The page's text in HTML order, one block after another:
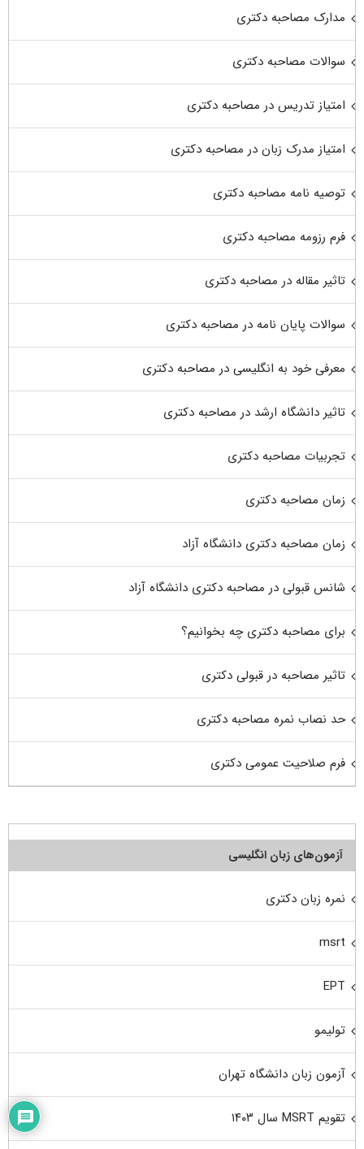
مدارک مصاحبه دکتری
سوالات مصاحبه دکتری
امتیاز تدریس در مصاحبه دکتری
امتیاز مدرک زبان در مصاحبه دکتری
توصیه نامه مصاحبه دکتری
فرم رزومه مصاحبه دکتری
تاثیر مقاله در مصاحبه دکتری
سوالات پایان نامه در مصاحبه دکتری
معرفی خود به انگلیسی در مصاحبه دکتری
تاثیر دانشگاه ارشد در مصاحبه دکتری
تجربیات مصاحبه دکتری
زمان مصاحبه دکتری
زمان مصاحبه دکتری دانشگاه آزاد
شانس قبولی در مصاحبه دکتری دانشگاه آزاد
برای مصاحبه دکتری چه بخوانیم؟
تاثیر مصاحبه در قبولی دکتری
حد نصاب نمره مصاحبه دکتری
فرم صلاحیت عمومی دکتری
آزمون‌های زبان انگلیسی
نمره زبان دکتری
msrt
EPT
تولیمو
آزمون زبان دانشگاه تهران
تقویم MSRT سال ۱۴۰۳